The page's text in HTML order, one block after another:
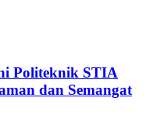
Politeknik STIA
dan Semangat